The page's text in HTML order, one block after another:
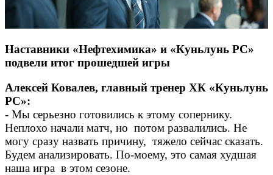
Наставники «Нефтехимика» и «Куньлунь РС»
подвели итог прошедшей игры
Алексей Ковалев, главный тренер ХК «Куньлунь
РС»:
- Мы серьезно готовились к этому сопернику.
Неплохо начали матч, но потом развалились. Не
могу сразу назвать причину, тяжело сейчас сказать.
Будем анализировать. По-моему, это самая худшая
наша игра в этом сезоне.